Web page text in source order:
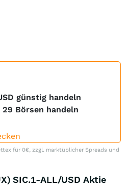
günstig handeln
Börsen handeln
für 0€, zzgl. marktüblicher Spreads und
SIC.1-ALL/USD Aktie